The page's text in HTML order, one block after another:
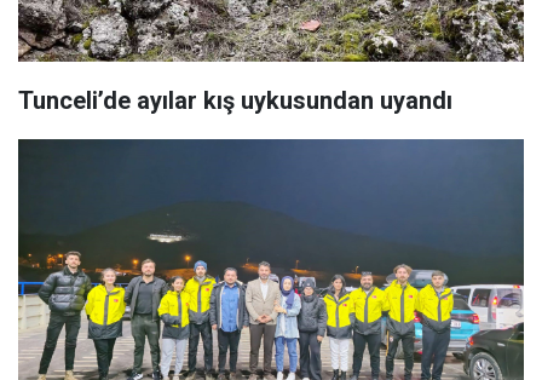
Tunceli’de ayılar kış uykusundan uyandı